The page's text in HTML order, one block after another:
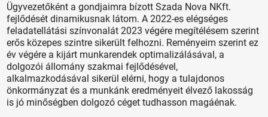
Ügyvezetőként a gondjaimra bízott Szada Nova NKft.
fejlődését dinamikusnak látom. A 2022-es elégséges
feladatellátási színvonalát 2023 végére megítélésem szerint
erős közepes szintre sikerült felhozni. Reményeim szerint ez
év végére a kijárt munkarendek optimalizálásával, a
dolgozói állomány szakmai fejlődésével,
alkalmazkodásával sikerül elérni, hogy a tulajdonos
önkormányzat és a munkánk eredményeit élvező lakosság
is jó minőségben dolgozó céget tudhasson magáénak.